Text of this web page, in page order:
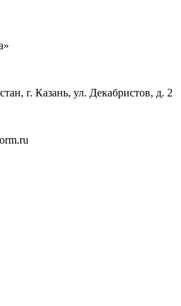
г. Казань, ул. Декабристов, д. 2